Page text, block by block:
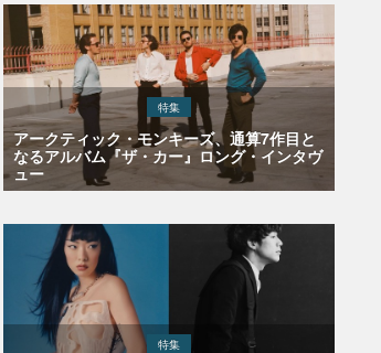
特集
アークティック・モンキーズ、通算7作目と
なるアルバム『ザ・カー』ロング・インタヴ
ュー
特集